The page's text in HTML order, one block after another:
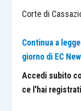
Corte di
Continua a
giorno di EC
Accedi subito
ce l'hai